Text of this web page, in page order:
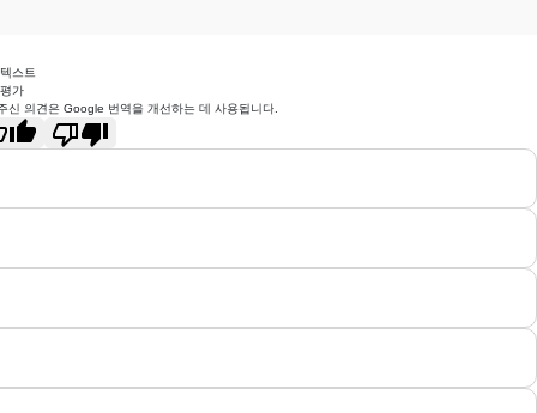
스트
가
신 의견은 Google 번역을 개선하는 데 사용됩니다.